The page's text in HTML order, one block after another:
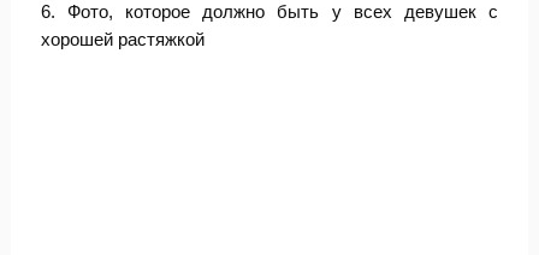
6. Фото, которое должно быть у всех девушек с
хорошей растяжкой